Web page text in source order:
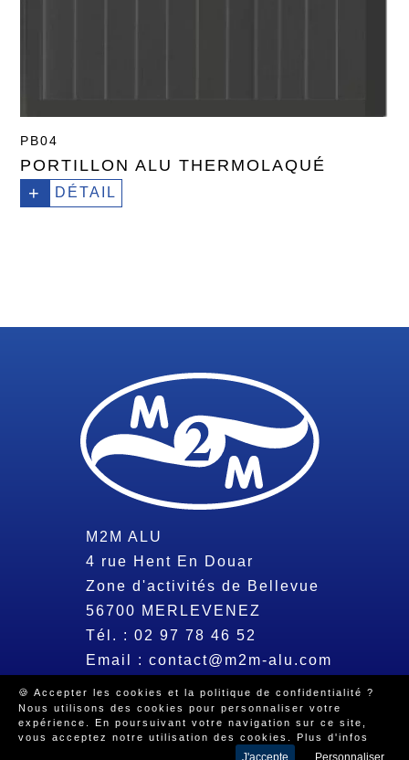
PB04
PORTILLON ALU THERMOLAQUÉ
+ DÉTAIL
M2M ALU
4 rue Hent En Douar
Zone d'activités de Bellevue
56700 MERLEVENEZ
Tél. :02 97 78 46 52
Email :contact@m2m-alu.com
© 2026 Tous droits réservés -Mentions légales-Politique de
confidentialité -Beeview, agence web Morbihan
🍪 Accepter les cookies et la politique de confidentialité ?
Nous utilisons des cookies pour personnaliser votre
expérience. En poursuivant votre navigation sur ce site,
vous acceptez notre utilisation des cookies. Plus d'infos
J'accepte Personnaliser